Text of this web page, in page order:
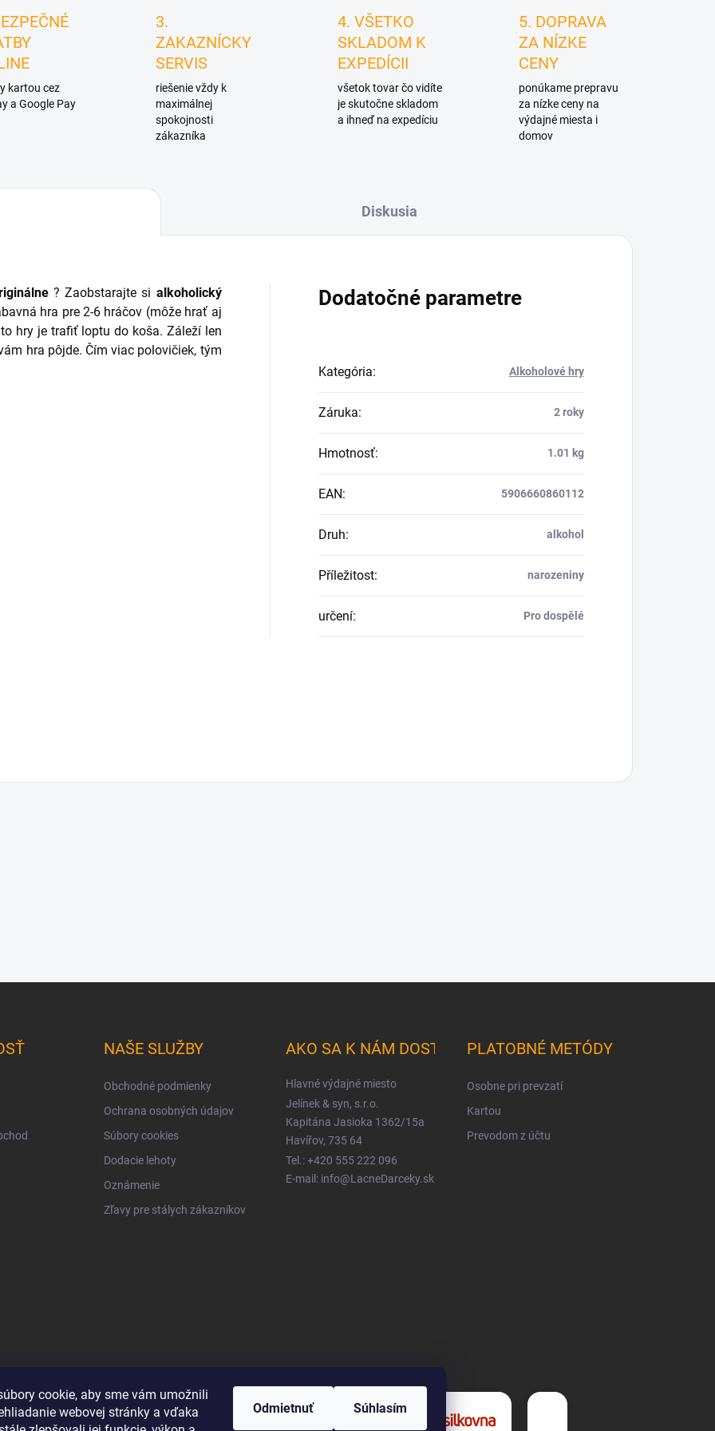
cookie, aby sme vám umožnili
webovej stránky a vďaka
Odmietnuť Súhlasím
kartou cez
a Google Pay
3.
ZAKAZNÍCKY
SERVIS
riešenie vždy k
maximálnej
spokojnosti
zákazníka
4. VŠETKO
SKLADOM K
EXPEDÍCII
všetok tovar čo vidíte
je skutočne skladom
a ihneď na expedíciu
5. DOPRAVA
ZA NÍZKE
CENY
ponúkame prepravu
za nízke ceny na
výdajné miesta i
domov
Diskusia
? Zaobstarajte si alkoholický
hra pre 2-6 hráčov (môže hrať aj
hry je trafiť loptu do koša. Záleží len
hra pôjde. Čím viac polovičiek, tým
Dodatočné parametre
Kategória: Alkoholové hry
Záruka: 2 roky
Hmotnosť: 1.01 kg
EAN: 5906660860112
Druh: alkohol
Příležitost: narozeniny
určení: Pro dospělé
NAŠE SLUŽBY
Obchodné podmienky
Ochrana osobných údajov
Súbory cookies
Dodacie lehoty
Oznámenie
Zľavy pre stálych zákazníkov
AKO SA K NÁM DOSTANETE
Hlavné výdajné miesto
Jelínek & syn, s.r.o.
Kapitána Jasioka 1362/15a
Havířov, 735 64
Tel.: +420 555 222 096
E-mail: info@LacneDarceky.sk
PLATOBNÉ METÓDY
Osobne pri prevzatí
Kartou
Prevodom z účtu